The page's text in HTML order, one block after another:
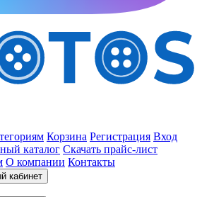
Корзина Регистрация Вход
каталог Скачать прайс-лист
О компании Контакты
кабинет